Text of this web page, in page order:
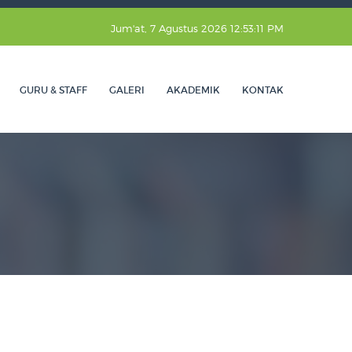
Jum'at, 7 Agustus 2026 12:53:12 PM
GURU & STAFF GALERI AKADEMIK KONTAK